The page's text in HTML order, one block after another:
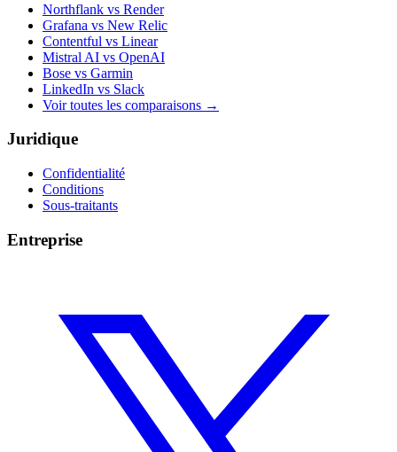
Northflank vs Render
Grafana vs New Relic
Contentful vs Linear
Mistral AI vs OpenAI
Bose vs Garmin
LinkedIn vs Slack
Voir toutes les comparaisons →
Juridique
Confidentialité
Conditions
Sous-traitants
Entreprise